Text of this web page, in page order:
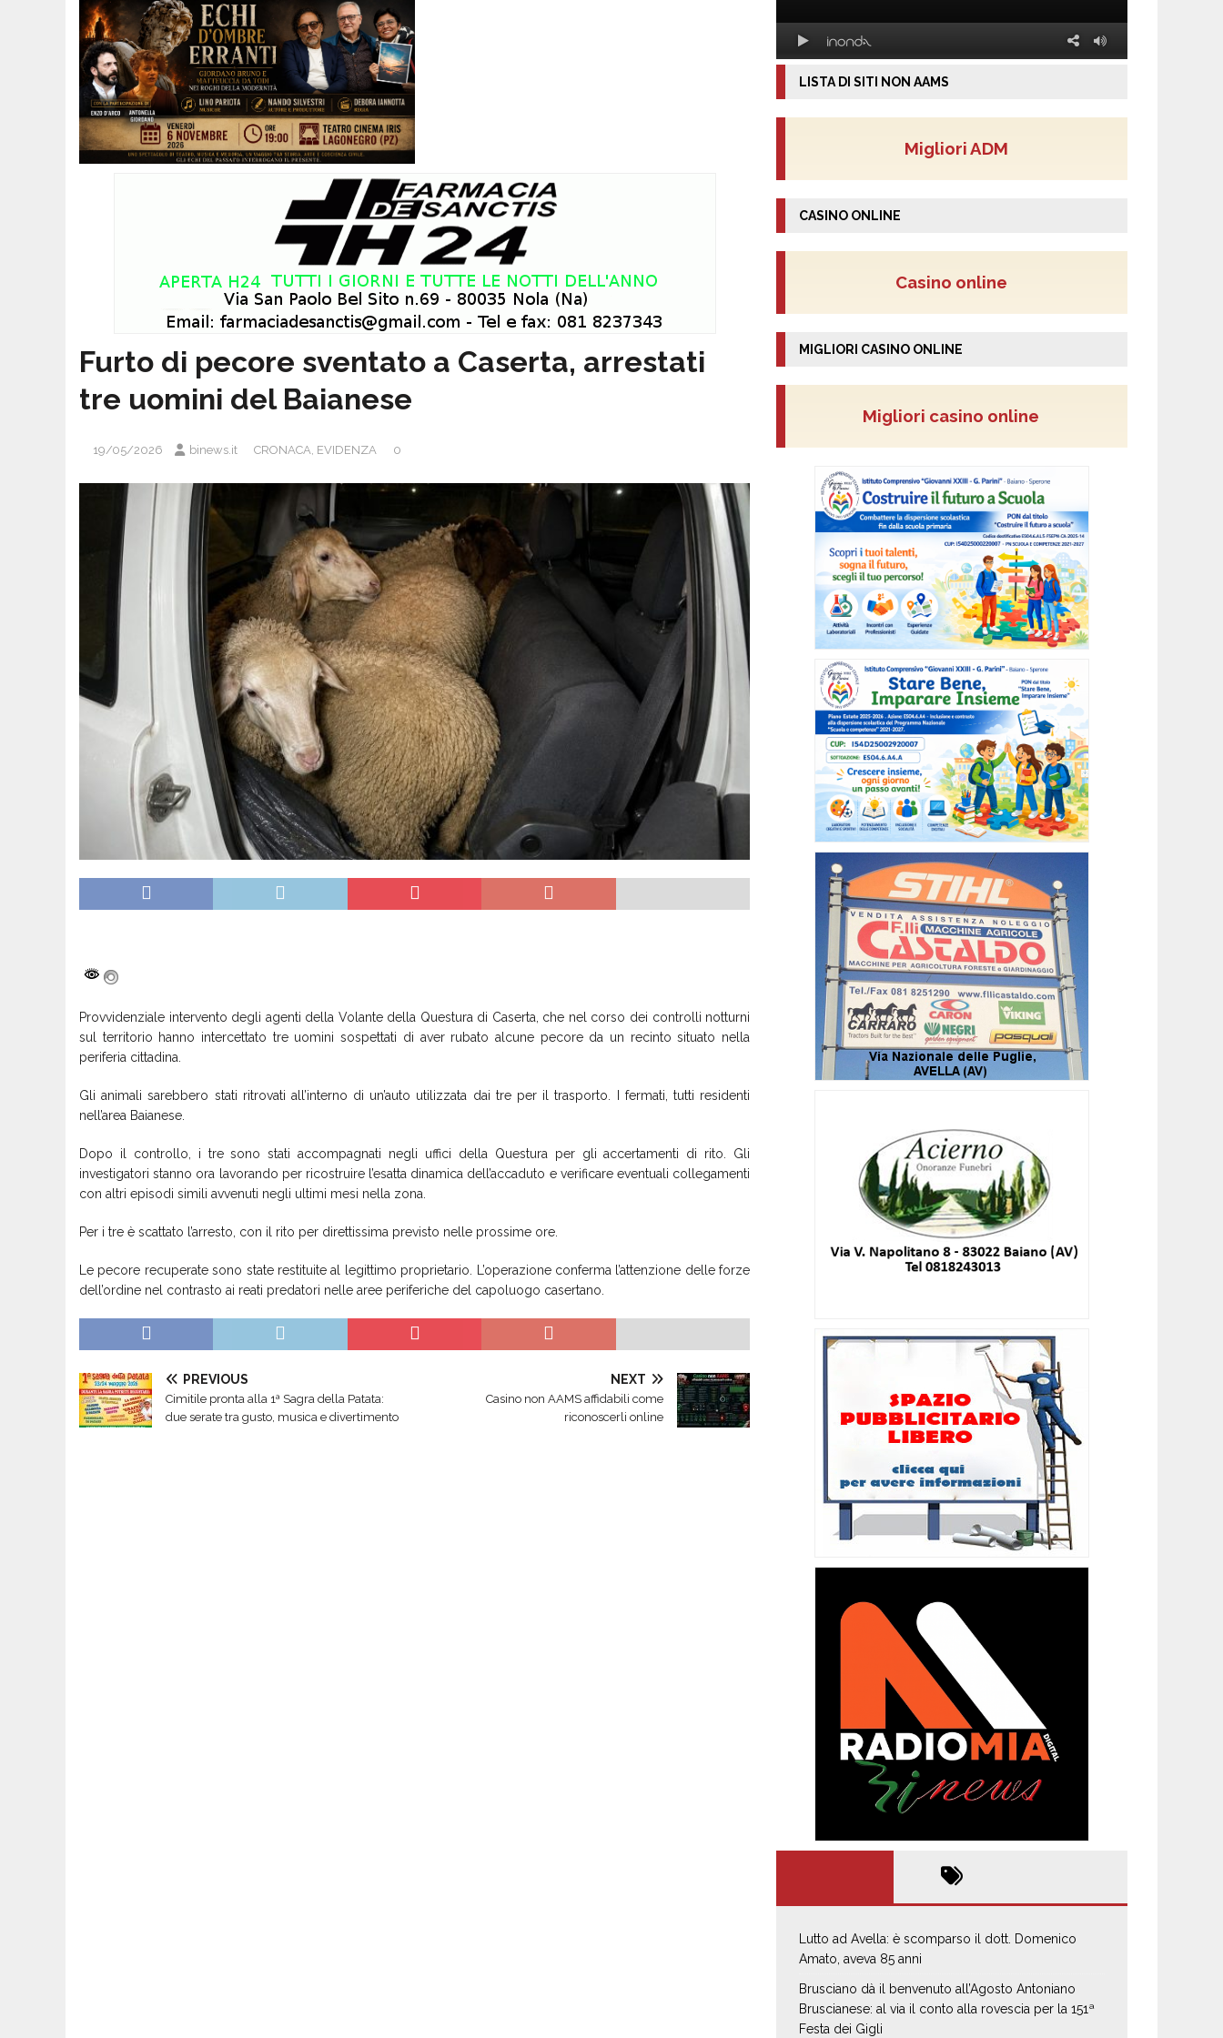
Furto di pecore sventato a Caserta, arrestati
tre uomini del Baianese
19/05/2026 binews.it CRONACA, EVIDENZA 0
Provvidenziale intervento degli agenti della Volante della Questura di Caserta, che nel corso dei controlli notturni
sul territorio hanno intercettato tre uomini sospettati di aver rubato alcune pecore da un recinto situato nella
periferia cittadina.
Gli animali sarebbero stati ritrovati all’interno di un’auto utilizzata dai tre per il trasporto. I fermati, tutti residenti
nell’area Baianese.
Dopo il controllo, i tre sono stati accompagnati negli uffici della Questura per gli accertamenti di rito. Gli
investigatori stanno ora lavorando per ricostruire l’esatta dinamica dell’accaduto e verificare eventuali collegamenti
con altri episodi simili avvenuti negli ultimi mesi nella zona.
Per i tre è scattato l’arresto, con il rito per direttissima previsto nelle prossime ore.
Le pecore recuperate sono state restituite al legittimo proprietario. L’operazione conferma l’attenzione delle forze
dell’ordine nel contrasto ai reati predatori nelle aree periferiche del capoluogo casertano.
PREVIOUS
Cimitile pronta alla 1ª Sagra della Patata:
due serate tra gusto, musica e divertimento
NEXT
Casino non AAMS affidabili come
riconoscerli online
LISTA DI SITI NON AAMS
Migliori ADM
CASINO ONLINE
Casino online
MIGLIORI CASINO ONLINE
Migliori casino online
Lutto ad Avella: è scomparso il dott. Domenico
Amato, aveva 85 anni
Brusciano dà il benvenuto all’Agosto Antoniano
Bruscianese: al via il conto alla rovescia per la 151ª
Festa dei Gigli